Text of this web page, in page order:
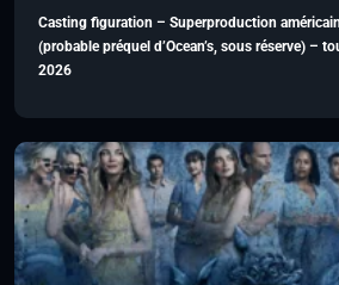
Casting figuration – Superproduction
(probable préquel d’Ocean’s, sous réserve) –
2026